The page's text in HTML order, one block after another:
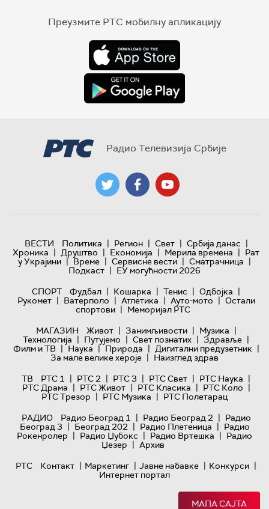
Преузмите РТС мобилну апликацију
Радио Телевизија Србије
ВЕСТИ Политика | Регион | Свет | Србија данас |
Хроника | Друштво | Економија | Мерила времена | Рат
у Украјини | Време | Сервисне вести | Сматрачница |
Подкаст | ЕУ могућности 2026
СПОРТ
Фудбал | Кошарка | Тенис | Одбојка |
Рукомет | Ватерполо | Атлетика | Ауто-мото | Остали
спортови | Меморијал РТС
МАГАЗИН
Живот | Занимљивости | Музика |
Технологијa | Путујемо | Свет познатих | Здравље |
Филм и ТВ | Наука | Природа | Дигитални предузетник |
За мале велике хероје | Наизглед здрав
ТВ
РТС 1 | РТС 2 | РТС 3 | РТС Свет | РТС Наука |
РТС Драма | РТС Живот | РТС Класика | РТС Коло |
РТС Трезор | РТС Музика | РТС Полетарац
РАДИО
Радио Београд 1 | Радио Београд 2 | Радио
Београд 3 | Београд 202 | Радио Плетеница | Радио
Рокенролер | Радио Џубокс | Радио Вртешка | Радио
Џезер | Архив
РТС
Контакт | Маркетинг | Јавне набавке | Конкурси |
Интернет портал
МАПА САЈТА